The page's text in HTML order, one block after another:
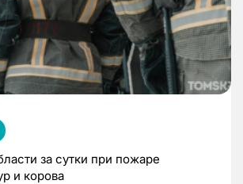
за сутки при пожаре
и корова